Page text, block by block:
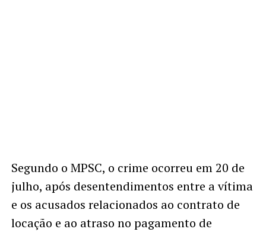
Segundo o MPSC, o crime ocorreu em 20 de
julho, após desentendimentos entre a vítima
e os acusados relacionados ao contrato de
locação e ao atraso no pagamento de